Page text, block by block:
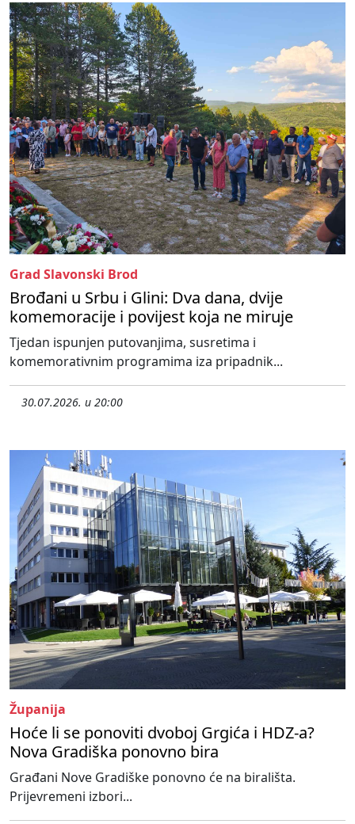
Grad Slavonski Brod
Brođani u Srbu i Glini: Dva dana, dvije
komemoracije i povijest koja ne miruje
Tjedan ispunjen putovanjima, susretima i
komemorativnim programima iza pripadnik...
30.07.2026. u 20:00
Županija
Hoće li se ponoviti dvoboj Grgića i HDZ-a?
Nova Gradiška ponovno bira
Građani Nove Gradiške ponovno će na birališta.
Prijevremeni izbori...